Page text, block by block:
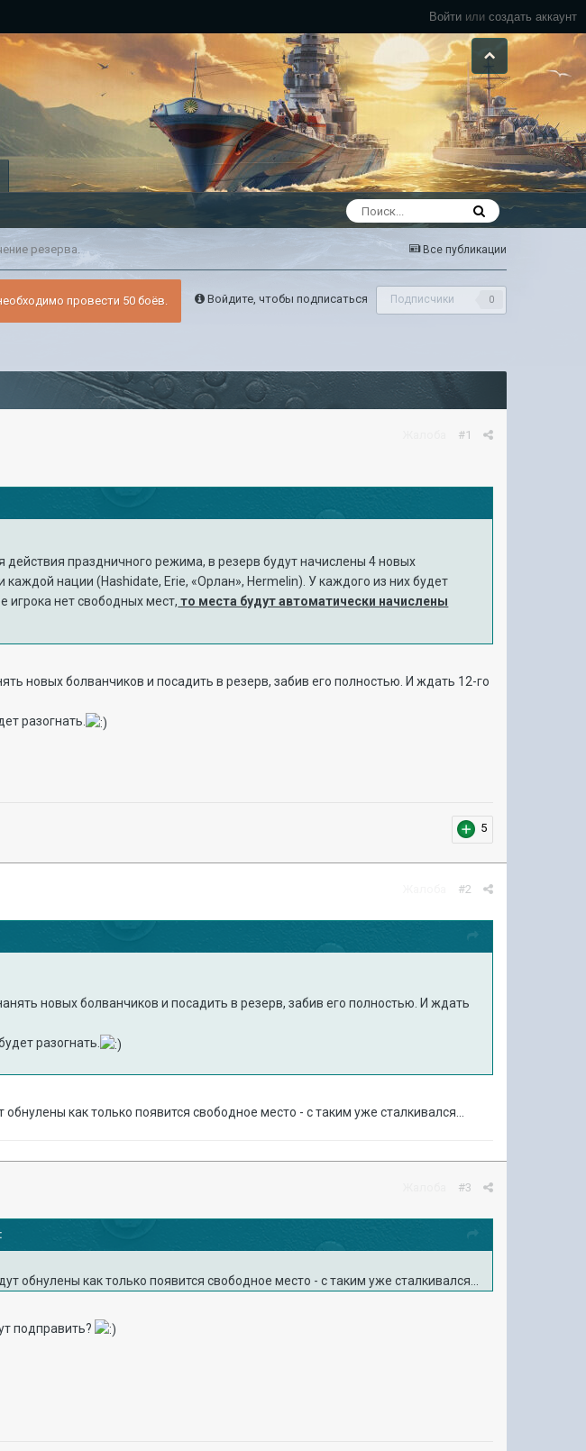
Войти или создать аккаунт
Все публикации
резерва.
Войдите, чтобы подписаться Подписчики 0
провести 50 боёв.
#1
праздничного режима, в резерв будут начислены 4 новых
нации (Hashidate, Erie, «Орлан», Hermelin). У каждого из них будет
игрока нет свободных мест, то места будут автоматически начислены
новых болванчиков и посадить в резерв, забив его полностью. И ждать 12-го
разогнать.
5
#2
новых болванчиков и посадить в резерв, забив его полностью. И ждать
разогнать.
как только появится свободное место - с таким уже сталкивался...
#3
обнулены как только появится свободное место - с таким уже сталкивался...
подправить?